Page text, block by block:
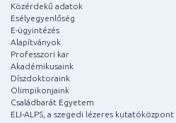
Közérdekű adatok
Esélyegyenlőség
E-ügyintézés
Alapítványok
Professzori kar
Akadémikusaink
Díszdoktoraink
Olimpikonjaink
Családbarát Egyetem
ELI-ALPS, a szegedi lézeres kutatóközpont